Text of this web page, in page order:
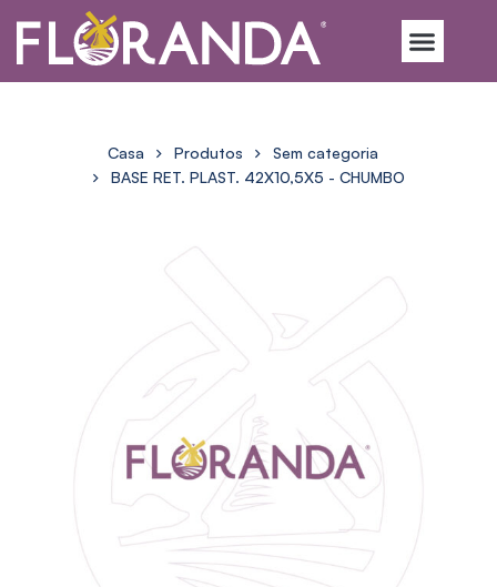
Casa Produtos
Sem categoria
BASE RET. PLAST. 42X10,5X5 - CHUMBO